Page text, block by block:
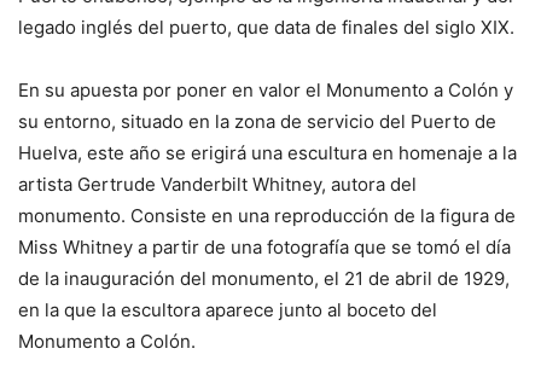
legado inglés del puerto, que data de finales del siglo XIX.
En su apuesta por poner en valor el Monumento a Colón y
su entorno, situado en la zona de servicio del Puerto de
Huelva, este año se erigirá una escultura en homenaje a la
artista Gertrude Vanderbilt Whitney, autora del
monumento. Consiste en una reproducción de la figura de
Miss Whitney a partir de una fotografía que se tomó el día
de la inauguración del monumento, el 21 de abril de 1929,
en la que la escultora aparece junto al boceto del
Monumento a Colón.